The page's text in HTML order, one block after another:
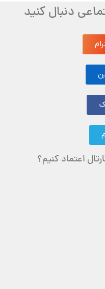
دنبال کنید
اعتماد کنیم؟